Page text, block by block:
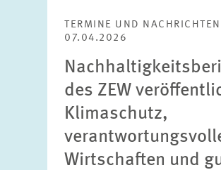
TERMINE UND
07.04.2026
des ZEW
Klimaschutz,
Wirtschaften und